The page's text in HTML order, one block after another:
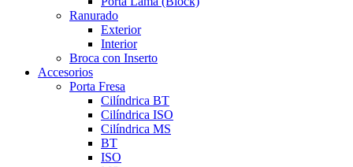
Ranurado
Exterior
Interior
Broca con Inserto
Accesorios
Porta Fresa
Cilíndrica BT
Cilíndrica ISO
Cilíndrica MS
BT
ISO